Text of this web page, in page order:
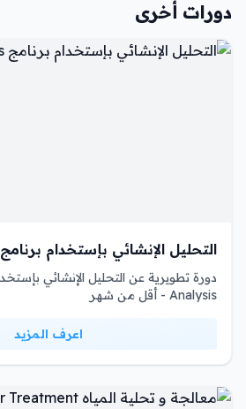
دورات أخرى
التحليل الإنشائي بإستخدام برنامج Robot Analysis
Analysis - أقل من شهر
اعرف المزيد